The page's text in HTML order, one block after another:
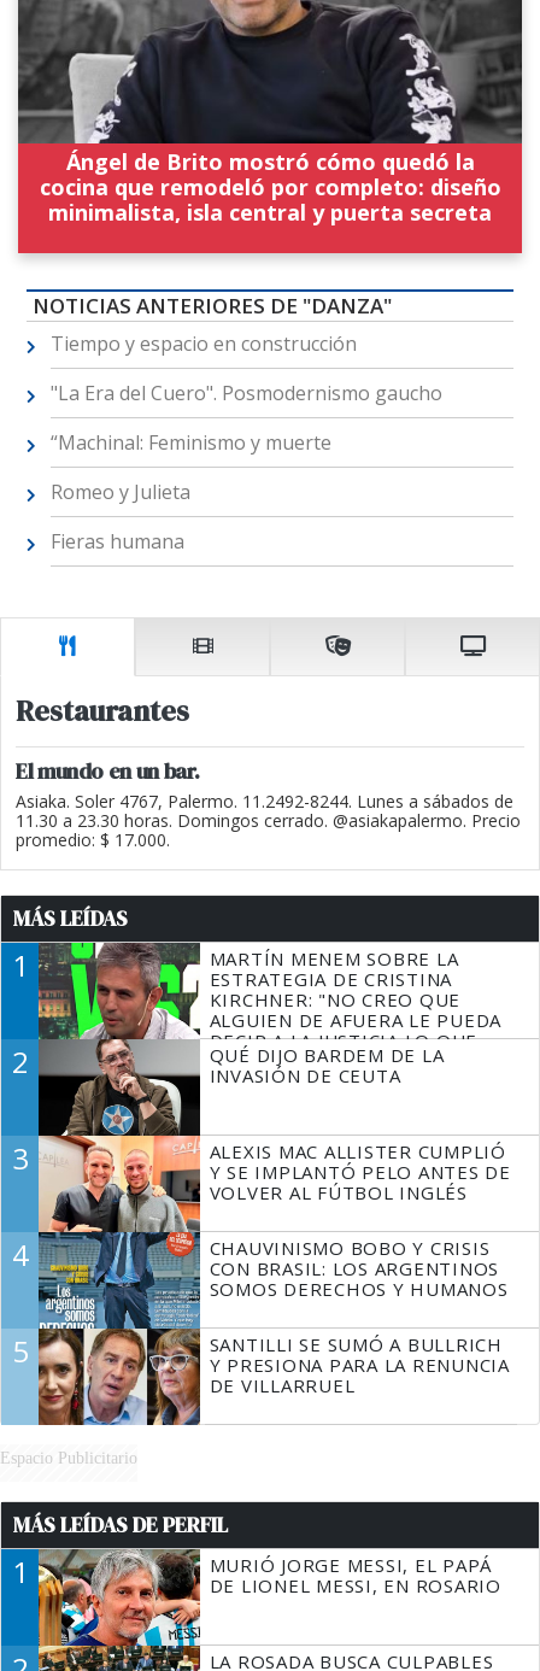
Ángel de Brito mostró cómo quedó la
cocina que remodeló por completo: diseño
minimalista, isla central y puerta secreta
NOTICIAS ANTERIORES DE "DANZA"
Tiempo y espacio en construcción
"La Era del Cuero". Posmodernismo gaucho
“Machinal: Feminismo y muerte
Romeo y Julieta
Fieras humana
Restaurantes
El mundo en un bar.
Asiaka. Soler 4767, Palermo. 11.2492-8244. Lunes a sábados de
11.30 a 23.30 horas. Domingos cerrado. @asiakapalermo. Precio
promedio: $ 17.000.
MÁS LEÍDAS
1
MARTÍN MENEM SOBRE LA
ESTRATEGIA DE CRISTINA
KIRCHNER: "NO CREO QUE
ALGUIEN DE AFUERA LE PUEDA
DECIR A LA JUSTICIA LO QUE
TIENE QUE HACER"
2
QUÉ DIJO BARDEM DE LA
INVASIÓN DE CEUTA
3
ALEXIS MAC ALLISTER CUMPLIÓ
Y SE IMPLANTÓ PELO ANTES DE
VOLVER AL FÚTBOL INGLÉS
4
CHAUVINISMO BOBO Y CRISIS
CON BRASIL: LOS ARGENTINOS
SOMOS DERECHOS Y HUMANOS
5
SANTILLI SE SUMÓ A BULLRICH
Y PRESIONA PARA LA RENUNCIA
DE VILLARRUEL
Espacio Publicitario
MÁS LEÍDAS DE PERFIL
1
MURIÓ JORGE MESSI, EL PAPÁ
DE LIONEL MESSI, EN ROSARIO
LA ROSADA BUSCA CULPABLES